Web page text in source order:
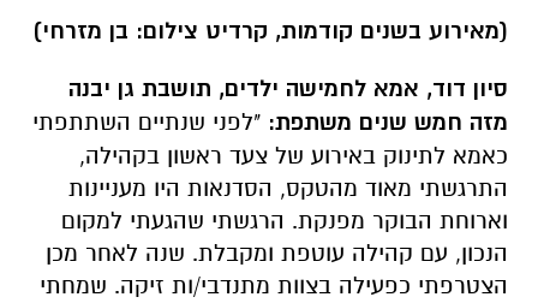
(מאירוע בשנים קודמות, קרדיט צילום: בן מזרחי)
סיון דוד, אמא לחמישה ילדים, תושבת גן יבנה
מזה חמש שנים משתפת: "לפני שנתיים השתתפתי
כאמא לתינוק באירוע של צעד ראשון בקהילה,
התרגשתי מאוד מהטקס, הסדנאות היו מעניינות
וארוחת הבוקר מפנקת. הרגשתי שהגעתי למקום
הנכון, עם קהילה עוטפת ומקבלת. שנה לאחר מכן
הצטרפתי כפעילה בצוות מתנדבי/ות זיקה. שמחתי